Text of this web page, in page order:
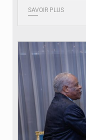
SAVOIR PLUS